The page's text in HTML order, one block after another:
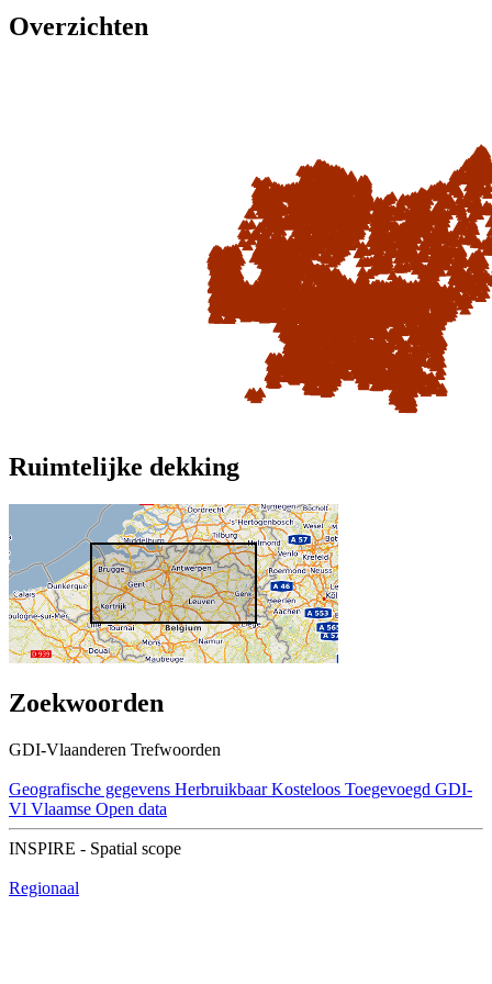
Overzichten
Ruimtelijke dekking
Zoekwoorden
GDI-Vlaanderen Trefwoorden
Geografische gegevens Herbruikbaar Kosteloos Toegevoegd GDI-
Vl Vlaamse Open data
INSPIRE - Spatial scope
Regionaal